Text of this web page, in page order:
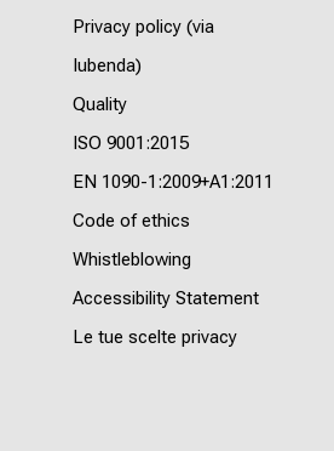
Privacy policy (via
Iubenda)
Quality
ISO 9001:2015
EN 1090-1:2009+A1:2011
Code of ethics
Whistleblowing
Accessibility Statement
Le tue scelte privacy